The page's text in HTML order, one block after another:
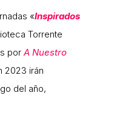
«Inspirados
Torrente
por A Nuestro
2023 irán
del año,